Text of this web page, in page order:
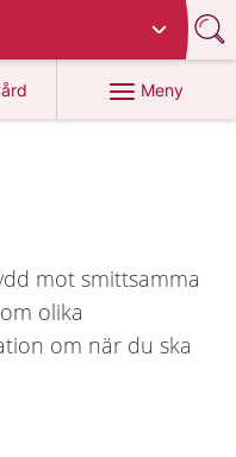
Meny
mot smittsamma
olika
om när du ska